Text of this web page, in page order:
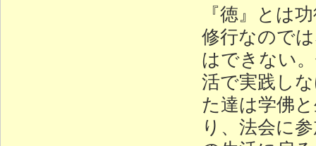
『徳』とは
修行なので
はできない
活で実践し
た達は学佛
り、法会に